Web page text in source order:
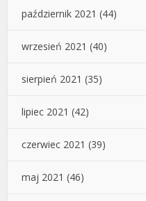
październik 2021 (44)
wrzesień 2021 (40)
sierpień 2021 (35)
lipiec 2021 (42)
czerwiec 2021 (39)
maj 2021 (46)